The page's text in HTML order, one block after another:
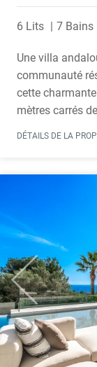
6 Lits 7 Bains
Une villa
communauté
cette
mètres carrés
DÉTAILS DE LA
Previous